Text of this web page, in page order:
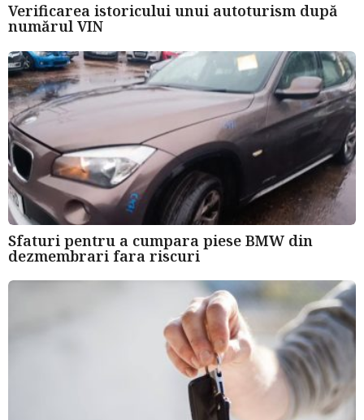
Verificarea istoricului unui autoturism după
numărul VIN
Sfaturi pentru a cumpara piese BMW din
dezmembrari fara riscuri